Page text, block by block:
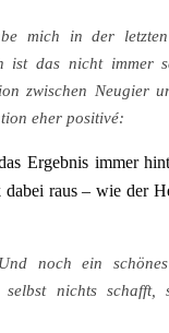
mich in der
ist das nicht immer
zwischen Neugier
eher positivé:
Ergebnis immer
raus – wie der
noch ein
nichts schafft,